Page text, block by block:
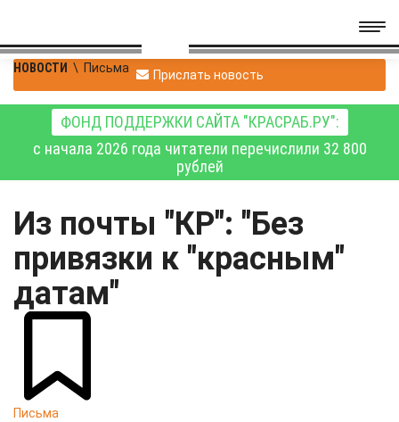
НОВОСТИ \ Письма Прислать новость
ФОНД ПОДДЕРЖКИ САЙТА "КРАСРАБ.РУ":
с начала 2026 года читатели перечислили 32 800
рублей
Из почты "КР": "Без
привязки к "красным"
датам"
Письма